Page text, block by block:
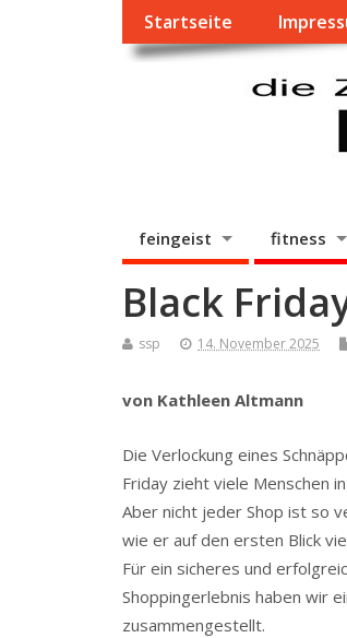
Startseite
feingeist fitness
Black
ssp 14. November 2025
von Kathleen Altmann
Die Verlockung eines
Friday zieht viele Menschen
Aber nicht jeder Shop ist so
wie er auf den ersten Blick
Für ein sicheres und
Shoppingerlebnis haben wir
zusammengestellt.